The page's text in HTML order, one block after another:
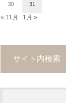
30 31
« 11月 1月 »
サイト内検索